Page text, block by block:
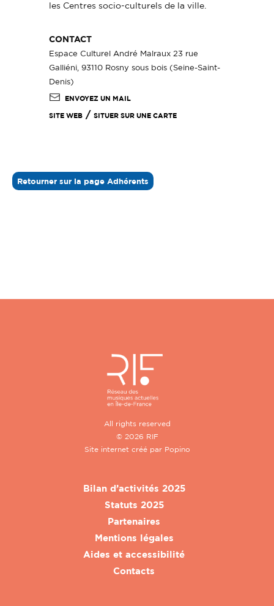
les Centres socio-culturels de la ville.
CONTACT
Espace Culturel André Malraux 23 rue
Galliéni, 93110 Rosny sous bois (Seine-Saint-
Denis)
ENVOYEZ UN MAIL
SITE WEB / SITUER SUR UNE CARTE
Retourner sur la page Adhérents
All rights reserved
© 2026 RIF
Site internet créé par Popino
Bilan d’activités 2025
Statuts 2025
Partenaires
Mentions légales
Aides et accessibilité
Contacts